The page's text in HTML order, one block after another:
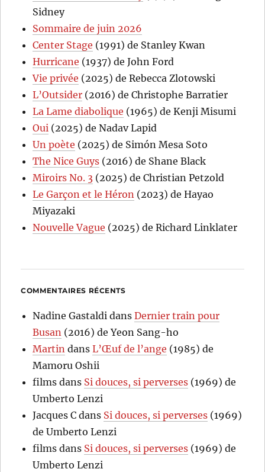
Sidney
Sommaire de juin 2026
Center Stage (1991) de Stanley Kwan
Hurricane (1937) de John Ford
Vie privée (2025) de Rebecca Zlotowski
L’Outsider (2016) de Christophe Barratier
La Lame diabolique (1965) de Kenji Misumi
Oui (2025) de Nadav Lapid
Un poète (2025) de Simón Mesa Soto
The Nice Guys (2016) de Shane Black
Miroirs No. 3 (2025) de Christian Petzold
Le Garçon et le Héron (2023) de Hayao
Miyazaki
Nouvelle Vague (2025) de Richard Linklater
COMMENTAIRES RÉCENTS
Nadine Gastaldi dansDernier train pour
Busan (2016) de Yeon Sang-ho
Martin dansL’Œuf de l’ange (1985) de
Mamoru Oshii
films dans Si douces, si perverses (1969) de
Umberto Lenzi
Jacques C dans Si douces, si perverses (1969)
de Umberto Lenzi
films dans Si douces, si perverses (1969) de
Umberto Lenzi